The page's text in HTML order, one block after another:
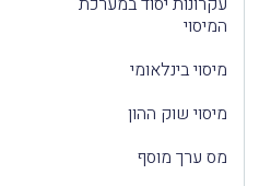
המיסוי
מיסוי בינלאומי
מיסוי שוק ההון
מס ערך מוסף